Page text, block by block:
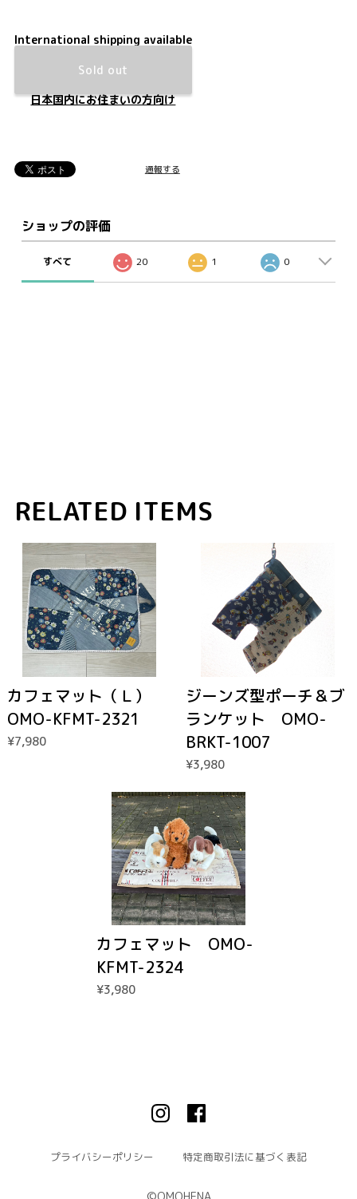
International shipping available
Sold out
日本国内にお住まいの方向け
通報する
ショップの評価
すべて 20 1 0
RELATED ITEMS
カフェマット（Ｌ）
OMO-KFMT-2321
¥7,980
ジーンズ型ポーチ＆ブ
ランケット OMO-
BRKT-1007
¥3,980
カフェマット OMO-
KFMT-2324
¥3,980
プライバシーポリシー 特定商取引法に基づく表記